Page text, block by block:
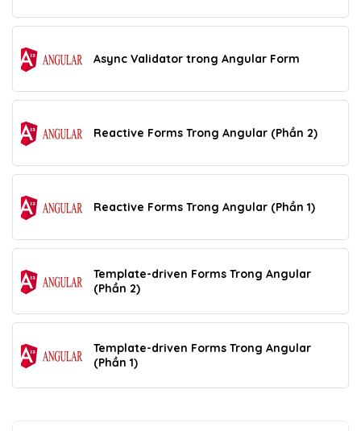
Async Validator trong Angular Form
Reactive Forms Trong Angular (Phần 2)
Reactive Forms Trong Angular (Phần 1)
Template-driven Forms Trong Angular
(Phần 2)
Template-driven Forms Trong Angular
(Phần 1)